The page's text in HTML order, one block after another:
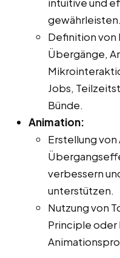
gewährleisten.
Definition von
Übergänge,
Jobs,
Bünde.
Animation:
Erstellung
verbessern
unterstützen.
Nutzung von
Principle oder